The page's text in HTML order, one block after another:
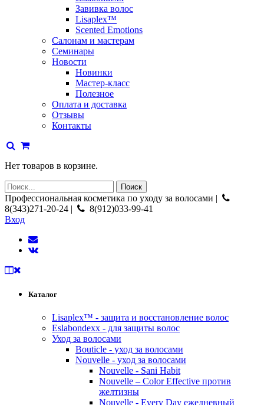
Завивка волос
Lisaplex™
Scented Emotions
Салонам и мастерам
Семинары
Новости
Новинки
Мастер-класс
Полезное
Оплата и доставка
Отзывы
Контакты
Нет товаров в корзине.
Профессиональная косметика по уходу за волосами |
8(343)271-20-24 |
8(912)033-99-41
Вход
Каталог
Lisaplex™ - защита и восстановление волос
Eslabondexx - для защиты волос
Уход за волосами
Bouticle - уход за волосами
Nouvelle - уход за волосами
Nouvelle - Sani Habit
Nouvelle – Color Effective против
желтизны
Nouvelle - Every Day ежедневный